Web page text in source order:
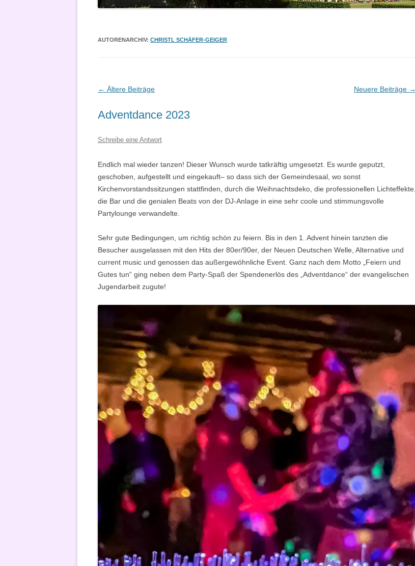
OSTEOPOROSEGRUPPE
SHINING LIGHTS – DERBESONDERE VERANSTALTUNGEN
AUTORENARCHIV: CHRISTL SCHÄFER-GEIGER
Beitragsnavigation
← Ältere Beiträge Neuere Beiträge →
Adventdance 2023
Schreibe eine Antwort
Endlich mal wieder tanzen! Dieser Wunsch wurde tatkräftig umgesetzt. Es wurde geputzt,
geschoben, aufgestellt und eingekauft– so dass sich der Gemeindesaal, wo sonst
Kirchenvorstandssitzungen stattfinden, durch die Weihnachtsdeko, die professionellen Lichteffekte,
die Bar und die genialen Beats von der DJ-Anlage in eine sehr coole und stimmungsvolle
Partylounge verwandelte.
Sehr gute Bedingungen, um richtig schön zu feiern. Bis in den 1. Advent hinein tanzten die
Besucher ausgelassen mit den Hits der 80er/90er, der Neuen Deutschen Welle, Alternative und
current music und genossen das außergewöhnliche Event. Ganz nach dem Motto „Feiern und
Gutes tun“ ging neben dem Party-Spaß der Spendenerlös des „Adventdance“ der evangelischen
Jugendarbeit zugute!